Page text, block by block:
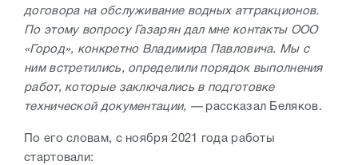
договора на обслуживание водных аттракционов.
По этому вопросу Газарян дал мне контакты ООО
«Город», конкретно Владимира Павловича. Мы с
ним встретились, определили порядок выполнения
работ, которые заключались в подготовке
технической документации, —рассказал Беляков.
По его словам, с ноября 2021 года работы
стартовали: